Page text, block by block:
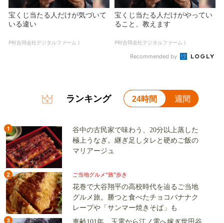
宝くじ当たる人だけが気づいて
いる違い
PR(合同会社デジタルファーム )
宝くじ当たる人だけがやってい
ること、教えます
PR(合同会社デジタルファーム )
Recommended by
ランキング 24時間 週間
1
谷中の古民家で味わう、20分以上蒸した
極上うなぎ。継ぎ足しタレと硬めご飯の
マリアージュ
2 ご当地グルメ“旅”歩き
花巻で大谷翔平の高校時代を辿るご当地
グルメ旅。勝つと食べたチョコバナナク
レープや「サンマー焼きそば」も
3